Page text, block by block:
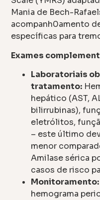
Mania de Bech-
acompanh0amento
específicas para
Exames
Laboratoriais
tratamento:
hepático (AST,
bilirrubinas),
eletrólitos,
– este último
menor
Amilase sérica
casos de risco
Monitoramento:
hemograma